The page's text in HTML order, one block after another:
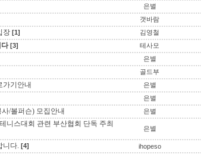
은별
갯바람
장 [1] 김영철
[3] 테사모
은별
골드부
가기안내 은별
은별
/볼퍼슨) 모집안내 은별
니스대회 관련 부산협회 단독 주최
은별
니다. [4] ihopeso